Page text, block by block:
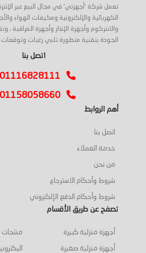
تعمل شركة 'أجهزتي' في مجال البيع عبر
الكهربائية والإلكترونية ومكيفات الهواء
والانتركوم وأجهزة الإنذار وأجهزة المراقبة ،
الجودة بتقنية متطورة تلبي رغبات
اتصل بنا
أهم الروابط
اتصل بنا
خدمة العملاء
من نحن
شروط وأحكام الاسترجاع
شروط وأحكام الدفع الإلكتروني
تصفح عن طريق الأقسام
أجهزة منزلية كبيرة
أجهزة منزلية صغيرة
منتجات